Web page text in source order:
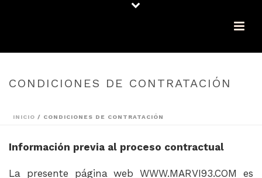
CONDICIONES DE CONTRATACIÓN
INICIO / CONDICIONES DE CONTRATACIÓN
Información previa al proceso contractual
La presente página web WWW.MARVI93.COM es